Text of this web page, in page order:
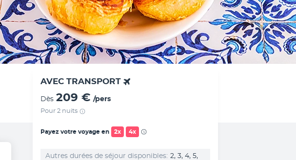
AVEC TRANSPORT
Dès 209 € /pers
Pour 2 nuits
Payez votre voyage en 2x 4x
Autres durées de séjour disponibles 2, 3, 4, 5,